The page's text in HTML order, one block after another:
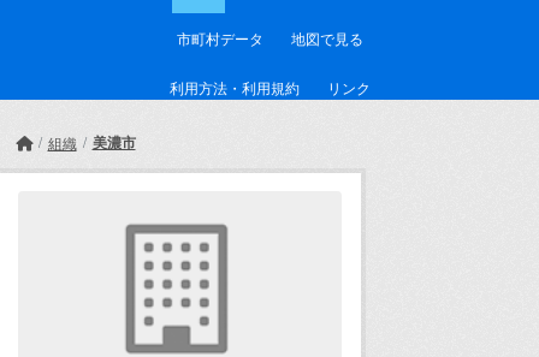
市町村データ 地図で見る
利用方法・利用規約 リンク
組織 美濃市